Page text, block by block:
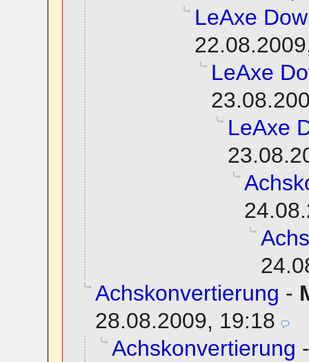
LeAxe
LeAxe
LeAxe
Achskonvertierung -
28.08.2009, 19:18
Achskonvertierung